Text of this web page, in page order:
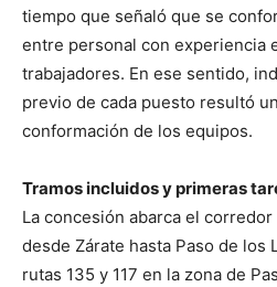
tiempo que señaló que se
entre personal con experiencia
trabajadores. En ese sentido,
previo de cada puesto resultó
conformación de los equipos.
Tramos incluidos y primeras
La concesión abarca el
desde Zárate hasta Paso de los
rutas 135 y 117 en la zona de